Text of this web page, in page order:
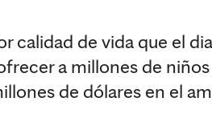
calidad de vida que el
a millones de
de dólares en el